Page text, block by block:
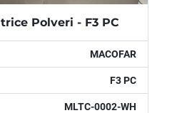
Polveri - F3 PC
MACOFAR
F3 PC
MLTC-0002-WH